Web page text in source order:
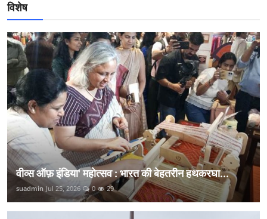
विशेष
वीव्स ऑफ़ इंडिया' महोत्सव : भारत की बेहतरीन हथकरघा...
suadmin Jul 25, 2026 0 29